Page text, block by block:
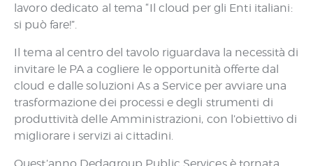
lavoro dedicato al tema “Il cloud per gli Enti italiani:
si può fare!”.
Il tema al centro del tavolo riguardava la necessità di
invitare le PA a cogliere le opportunità offerte dal
cloud e dalle soluzioni As a Service per avviare una
trasformazione dei processi e degli strumenti di
produttività delle Amministrazioni, con l’obiettivo di
migliorare i servizi ai cittadini.